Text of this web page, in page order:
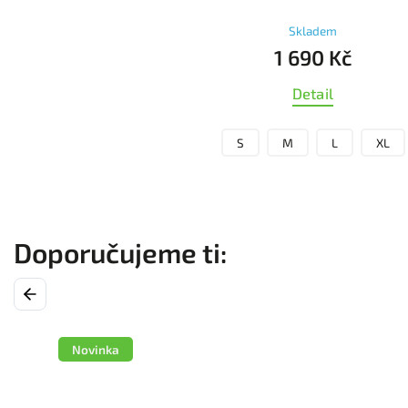
Skladem
1 690 Kč
Detail
S M L XL
Previous
Novinka